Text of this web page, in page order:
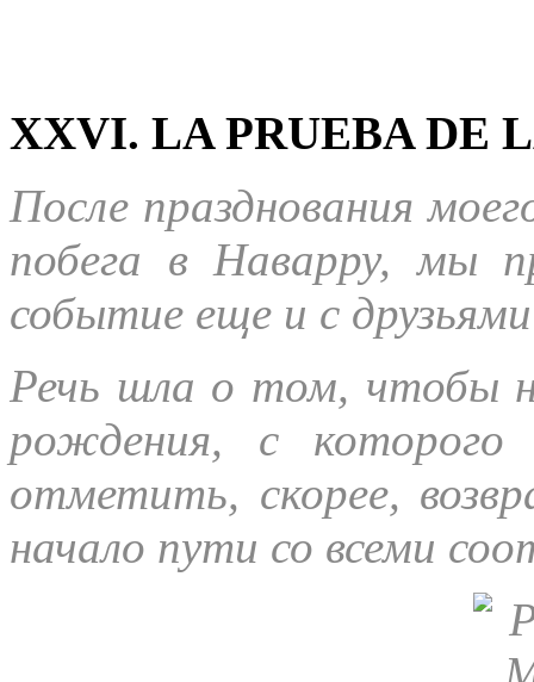
XXVI. LA PRUEBA DE
После празднования
побега в Наварру, мы
событие еще и с
Речь шла о том, чтобы
рождения, с
отметить, скорее,
начало пути со всеми